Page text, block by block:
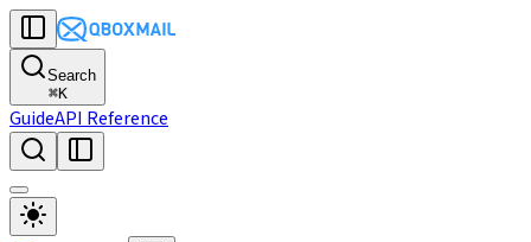
Search
⌘K
GuideAPI Reference